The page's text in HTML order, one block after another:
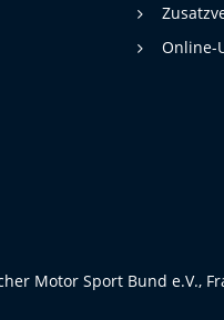
Online-
Motor Sport Bund e.V.,